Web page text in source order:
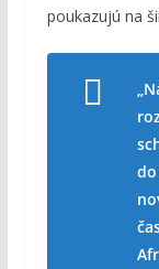
poukazujú na
do